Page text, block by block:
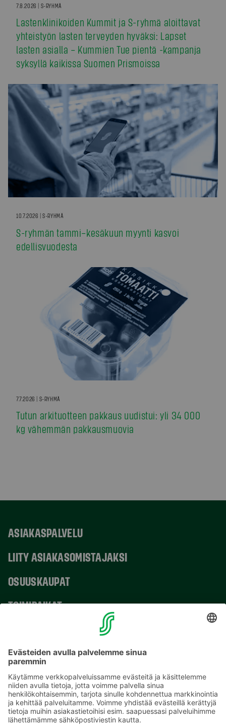
7.8.2026 | S-RYHMÄ
Lastenklinikoiden Kummit ja S-ryhmä aloittavat
yhteistyön lasten terveyden hyväksi: Lapset
lasten asialla – Kummien Tue pientä -kampanja
syksyllä kaikissa Suomen Prismoissa
10.7.2026 | S-RYHMÄ
S-ryhmän tammi–kesäkuun myynti kasvoi
edellisvuodesta
7.7.2026 | S-RYHMÄ
Tutun arkituotteen pakkaus uudistui: yli 34 000
kg vähemmän pakkausmuovia
ASIAKASPALVELU
LIITY ASIAKASOMISTAJAKSI
OSUUSKAUPAT
TOIMIPAIKAT
Sähköpostiosoitteet S-ryhmässä ovat muotoa
etunimi.sukunimi@sok.fi